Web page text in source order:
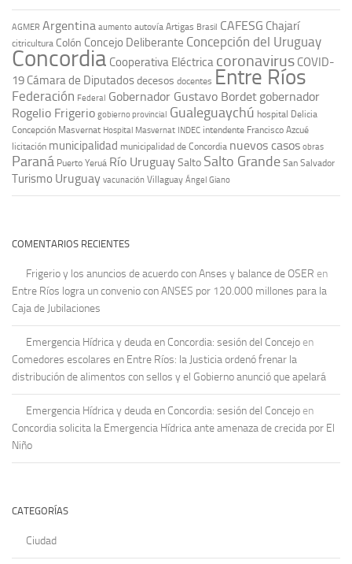
AGMER Argentina aumento autovía Artigas Brasil CAFESG Chajarí
citricultura Colón Concejo Deliberante Concepción del Uruguay
Concordia Cooperativa Eléctrica coronavirus COVID-
19 Cámara de Diputadosdecesos docentes Entre Ríos
Federación Federal Gobernador Gustavo Bordet gobernador
Rogelio Frigerio gobierno provincial Gualeguaychú hospital Delicia
Concepción Masvernat Hospital Masvernat INDEC intendente Francisco Azcué
licitación municipalidad municipalidad de Concordia nuevos casos obras
Paraná Puerto Yeruá Río UruguaySalto Salto Grande San Salvador
Turismo Uruguay vacunación Villaguay Ángel Giano
COMENTARIOS RECIENTES
Frigerio y los anuncios de acuerdo con Anses y balance de OSER en
Entre Ríos logra un convenio con ANSES por 120.000 millones para la
Caja de Jubilaciones
Emergencia Hídrica y deuda en Concordia: sesión del Concejo en
Comedores escolares en Entre Ríos: la Justicia ordenó frenar la
distribución de alimentos con sellos y el Gobierno anunció que apelará
Emergencia Hídrica y deuda en Concordia: sesión del Concejo en
Concordia solicita la Emergencia Hídrica ante amenaza de crecida por El
Niño
CATEGORÍAS
Ciudad